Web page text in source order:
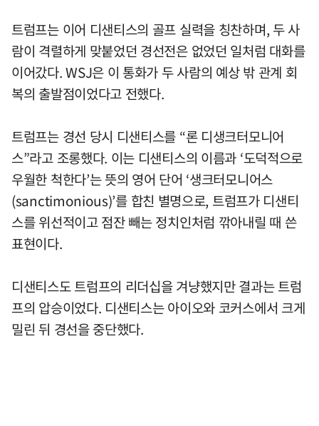
트럼프는 이어 디샌티스의 골프 실력을 칭찬하며, 두 사
람이 격렬하게 맞붙었던 경선전은 없었던 일처럼 대화를
이어갔다. WSJ은 이 통화가 두 사람의 예상 밖 관계 회
복의 출발점이었다고 전했다.
트럼프는 경선 당시 디샌티스를 “론 디생크터모니어
스”라고 조롱했다. 이는 디샌티스의 이름과 ‘도덕적으로
우월한 척한다’는 뜻의 영어 단어 ‘생크터모니어스
(sanctimonious)’를 합친 별명으로, 트럼프가 디샌티
스를 위선적이고 점잔 빼는 정치인처럼 깎아내릴 때 쓴
표현이다.
디샌티스도 트럼프의 리더십을 겨냥했지만 결과는 트럼
프의 압승이었다. 디샌티스는 아이오와 코커스에서 크게
밀린 뒤 경선을 중단했다.